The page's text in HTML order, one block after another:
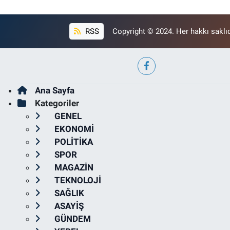
RSS Copyright © 2024. Her hakkı
Ana Sayfa
Kategoriler
GENEL
EKONOMİ
POLİTİKA
SPOR
MAGAZİN
TEKNOLOJİ
SAĞLIK
ASAYİŞ
GÜNDEM